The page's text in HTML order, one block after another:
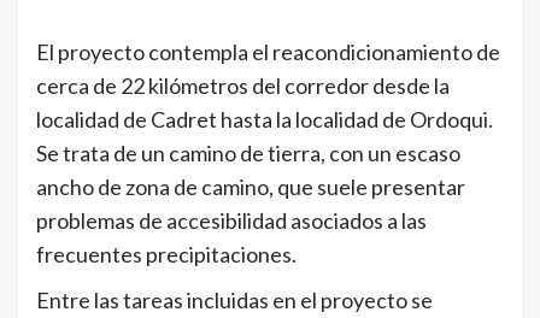
El proyecto contempla el reacondicionamiento de
cerca de 22 kilómetros del corredor desde la
localidad de Cadret hasta la localidad de Ordoqui.
Se trata de un camino de tierra, con un escaso
ancho de zona de camino, que suele presentar
problemas de accesibilidad asociados a las
frecuentes precipitaciones.
Entre las tareas incluidas en el proyecto se